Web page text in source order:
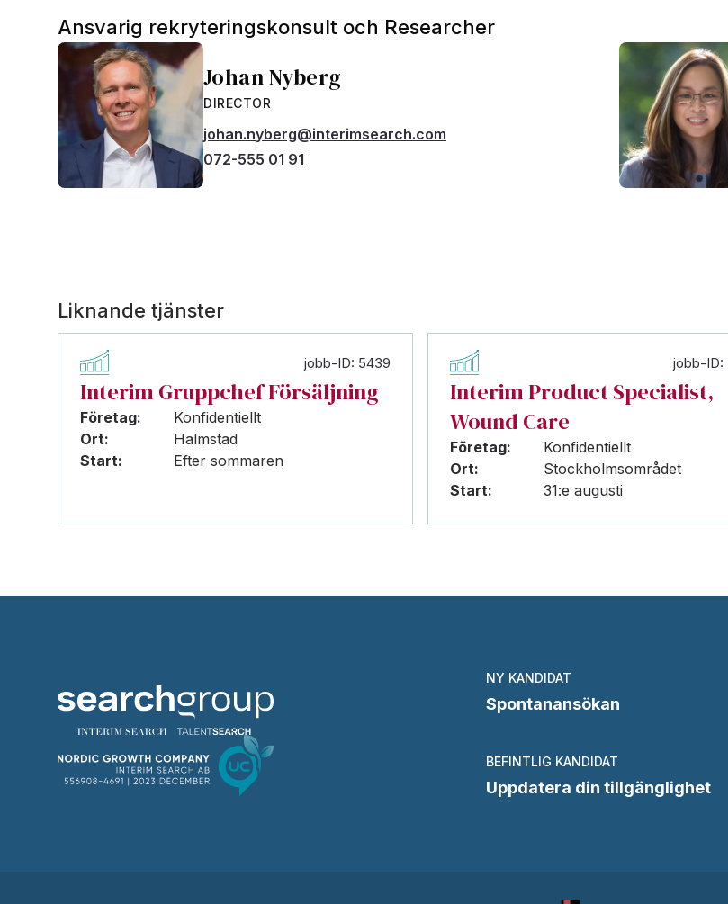
Ansvarig rekryteringskonsult och Researcher
Johan Nyberg
DIRECTOR
johan.nyberg@interimsearch.com
072-555 01 91
Liknande tjänster
jobb-ID: 5439
Interim Gruppchef Försäljning
Företag:
Konfidentiellt
Ort:
Halmstad
Start:
Efter sommaren
jobb-ID:
Interim Product Specialist,
Wound Care
Företag:
Konfidentiellt
Ort:
Stockholmsområdet
Start:
31:e augusti
NY KANDIDAT
Spontanansökan
BEFINTLIG KANDIDAT
Uppdatera din tillgänglighet